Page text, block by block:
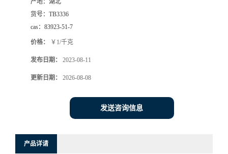
产地： 湖北
货号： TB3336
cas： 83923-51-7
价格： ￥1/千克
发布日期： 2023-08-11
更新日期： 2026-08-08
发送咨询信息
产品详请